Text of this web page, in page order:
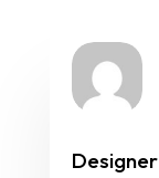
Designer